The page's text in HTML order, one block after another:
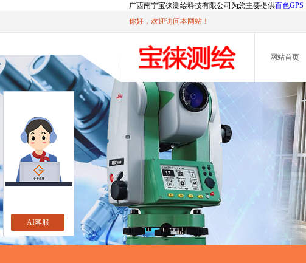
广西南宁宝徕测绘科技有限公司为您主要提供百色GPS
你好，欢迎访问本网站！
网站首页
AI客服